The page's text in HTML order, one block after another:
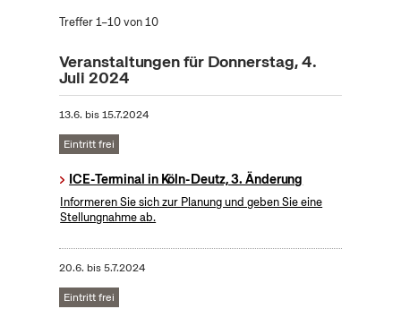
Treffer 1–10 von 10
Veranstaltungen für Donnerstag, 4.
Juli 2024
13.6. bis15.7.2024
Eintritt frei
ICE-Terminal in Köln-Deutz, 3. Änderung
Informeren Sie sich zur Planung und geben Sie eine
Stellungnahme ab.
20.6. bis5.7.2024
Eintritt frei